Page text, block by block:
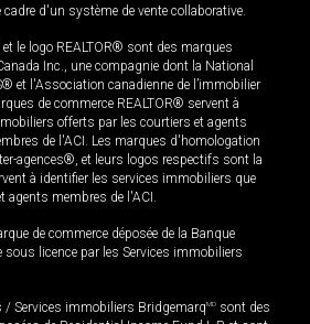
d'un système de vente collaborative.
le logo REALTOR® sont des marques
Inc., une compagnie dont la National
et l'Association canadienne de l’immobilier
de commerce REALTOR® servent à
offerts par les courtiers et agents
de l'ACI. Les marques d'homologation
agences®, et leurs logos respectifs sont la
à identifier les services immobiliers que
agents membres de l'ACI.
de commerce déposée de la Banque
sous licence par les Services immobiliers
/ Services immobiliers BridgemarqMD sont des